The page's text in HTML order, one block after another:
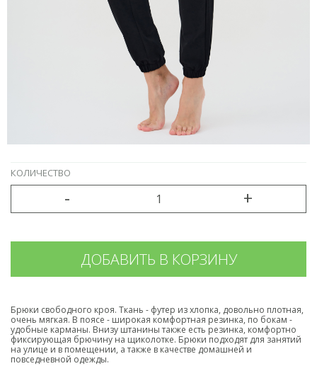
КОЛИЧЕСТВО
- +
Брюки свободного кроя. Ткань - футер из хлопка, довольно плотная,
очень мягкая. В поясе - широкая комфортная резинка, по бокам -
удобные карманы. Внизу штанины также есть резинка, комфортно
фиксирующая брючину на щиколотке. Брюки подходят для занятий
на улице и в помещении, а также в качестве домашней и
повседневной одежды.